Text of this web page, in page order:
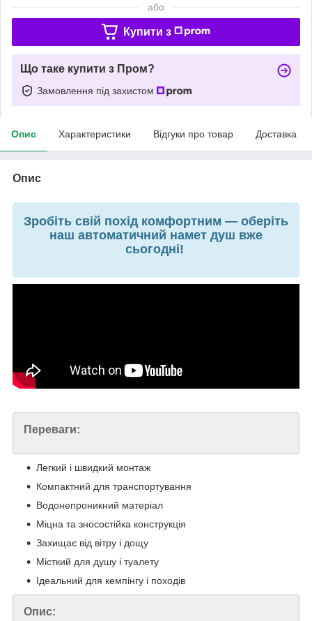
або
Купити з
Що таке купити з Пром?
Замовлення під захистом
Опис Характеристики Відгуки про товар Доставка
Опис
Зробіть свій похід комфортним — оберіть
наш автоматичний намет душ вже
сьогодні!
Переваги:
Легкий і швидкий монтаж
Компактний для транспортування
Водонепроникний матеріал
Міцна та зносостійка конструкція
Захищає від вітру і дощу
Місткий для душу і туалету
Ідеальний для кемпінгу і походів
Опис: